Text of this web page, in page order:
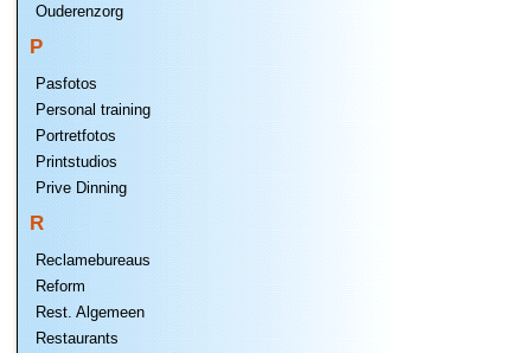
Ouderenzorg
P
Pasfotos
Personal training
Portretfotos
Printstudios
Prive Dinning
R
Reclamebureaus
Reform
Rest. Algemeen
Restaurants